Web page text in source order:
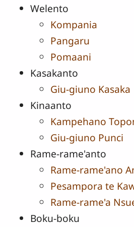
Welento
Kompania
Pangaru
Pomaani
Kasakanto
Giu-giuno Kasaka
Kinaanto
Kampehano
Giu-giuno Punci
Rame-rame'anto
Rame-rame'ano
Pesampora te
Rame-rame'a
Boku-boku